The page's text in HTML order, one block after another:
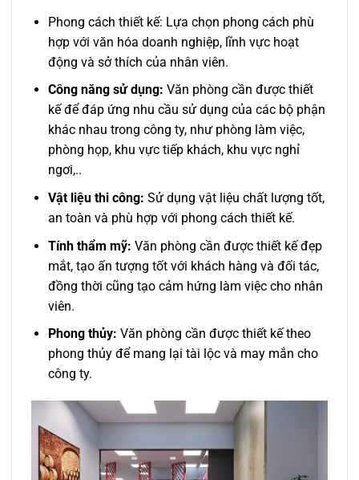
Phong cách thiết kế: Lựa chọn phong cách phù
hợp với văn hóa doanh nghiệp, lĩnh vực hoạt
động và sở thích của nhân viên.
Công năng sử dụng: Văn phòng cần được thiết
kế để đáp ứng nhu cầu sử dụng của các bộ phận
khác nhau trong công ty, như phòng làm việc,
phòng họp, khu vực tiếp khách, khu vực nghỉ
ngơi,..
Vật liệu thi công: Sử dụng vật liệu chất lượng tốt,
an toàn và phù hợp với phong cách thiết kế.
Tính thẩm mỹ: Văn phòng cần được thiết kế đẹp
mắt, tạo ấn tượng tốt với khách hàng và đối tác,
đồng thời cũng tạo cảm hứng làm việc cho nhân
viên.
Phong thủy: Văn phòng cần được thiết kế theo
phong thủy để mang lại tài lộc và may mắn cho
công ty.